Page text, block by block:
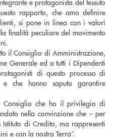
rapporto, che amo definire
si pone in linea con i valori
finalità peculiare del movimento
il Consiglio di Amministrazione,
Generale ed a tutti i Dipendenti
di questo processo di
e che hanno saputo garantire
Consiglio che ho il privilegio di
nella convinzione che – per
di Credito, ma rappresenti
e con la nostra Terra”.